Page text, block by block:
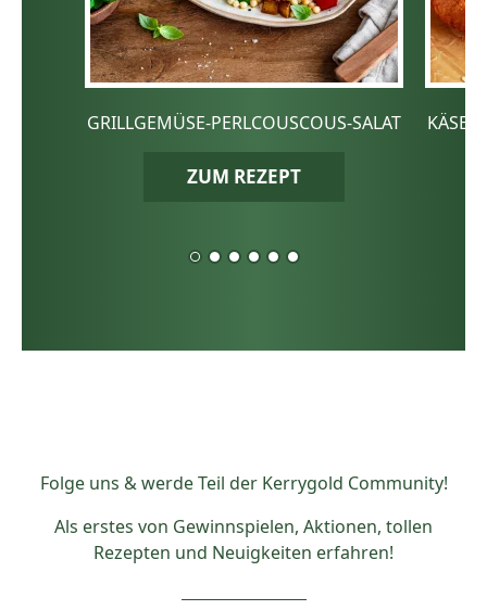
GRILLGEMÜSE-PERLCOUSCOUS-SALAT
ZUM REZEPT
KÄSE-
Folge uns & werde Teil der Kerrygold Community!
Als erstes von Gewinnspielen, Aktionen, tollen
Rezepten und Neuigkeiten erfahren!